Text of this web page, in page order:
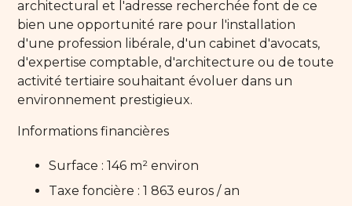
architectural et l'adresse recherchée font de ce
bien une opportunité rare pour l'installation
d'une profession libérale, d'un cabinet d'avocats,
d'expertise comptable, d'architecture ou de toute
activité tertiaire souhaitant évoluer dans un
environnement prestigieux.
Informations financières
Surface : 146 m² environ
Taxe foncière : 1 863 euros / an